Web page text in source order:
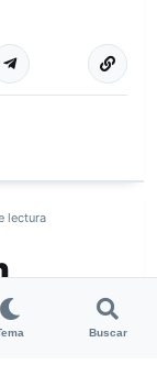
Más
lectura
Buscar